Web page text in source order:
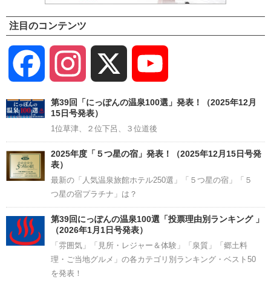
注目のコンテンツ
Facebook Instagram
Channel
第39回「にっぽんの温泉100選」発表！（2025年12月
15日号発表）
1位草津、２位下呂、３位道後
2025年度「５つ星の宿」発表！（2025年12月15日号発
表）
最新の「人気温泉旅館ホテル250選」「５つ星の宿」「５
つ星の宿プラチナ」は？
第39回にっぽんの温泉100選「投票理由別ランキング 」
（2026年1月1日号発表）
「雰囲気」「見所・レジャー＆体験」「泉質」「郷土料
理・ご当地グルメ」の各カテゴリ別ランキング・ベスト50
を発表！